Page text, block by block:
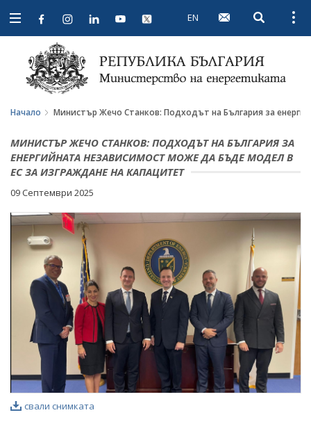
Open
navigation
EN Open
Начало Министър Жечо Станков: Подходът на България за
МИНИСТЪР ЖЕЧО СТАНКОВ: ПОДХОДЪТ НА БЪЛГАРИЯ ЗА
ЕНЕРГИЙНАТА НЕЗАВИСИМОСТ МОЖЕ ДА БЪДЕ МОДЕЛ В
ЕС ЗА ИЗГРАЖДАНЕ НА КАПАЦИТЕТ
09 Септември 2025
свали снимката